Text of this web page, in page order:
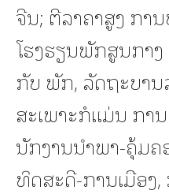
ຈີນ; ຕີລາຄາສູງ ກາ
ໂຮງຮຽນພັກສູນກາ
ກັບ ພັກ, ລັດຖະບານ
ສະເພາະກໍແມ່ນ ກາ
ນັກງານນໍາພາ-ຄຸ້ມຄ
ທິດສະດີ-ການເມືອງ